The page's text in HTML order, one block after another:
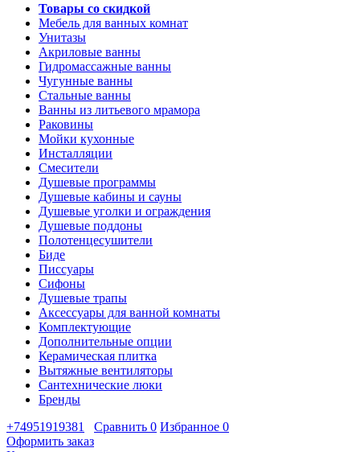
Товары со скидкой
Мебель для ванных комнат
Унитазы
Акриловые ванны
Гидромассажные ванны
Чугунные ванны
Стальные ванны
Ванны из литьевого мрамора
Раковины
Мойки кухонные
Инсталляции
Смесители
Душевые программы
Душевые кабины и сауны
Душевые уголки и ограждения
Душевые поддоны
Полотенцесушители
Биде
Писсуары
Сифоны
Душевые трапы
Аксессуары для ванной комнаты
Комплектующие
Дополнительные опции
Керамическая плитка
Вытяжные вентиляторы
Сантехнические люки
Бренды
+74951919381
Сравнить 0 Избранное 0
Оформить заказ